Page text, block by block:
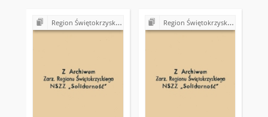
Region Świętokrzyski NSZZ "Solidarność". Delegatura Starachowice Region Świętokrzyski NSZZ "Solidarność". Delegatura Starachowice